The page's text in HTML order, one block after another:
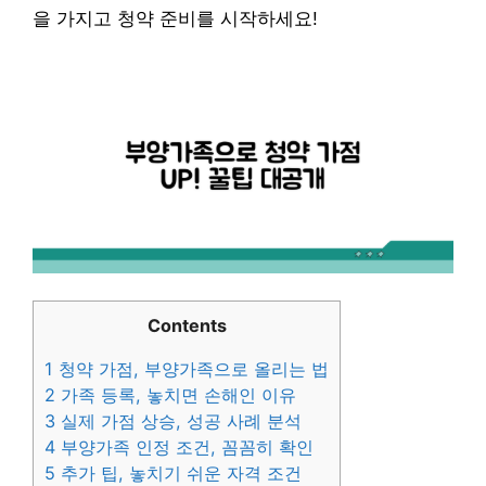
을 가지고 청약 준비를 시작하세요!
Contents
1 청약 가점, 부양가족으로 올리는 법
2 가족 등록, 놓치면 손해인 이유
3 실제 가점 상승, 성공 사례 분석
4 부양가족 인정 조건, 꼼꼼히 확인
5 추가 팁, 놓치기 쉬운 자격 조건